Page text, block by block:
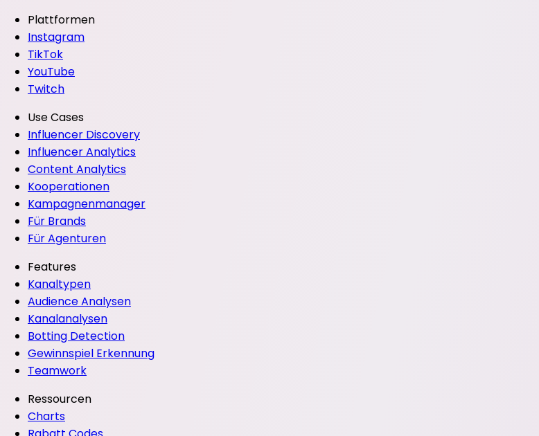
Plattformen
Instagram
TikTok
YouTube
Twitch
Use Cases
Influencer Discovery
Influencer Analytics
Content Analytics
Kooperationen
Kampagnenmanager
Für Brands
Für Agenturen
Features
Kanaltypen
Audience Analysen
Kanalanalysen
Botting Detection
Gewinnspiel Erkennung
Teamwork
Ressourcen
Charts